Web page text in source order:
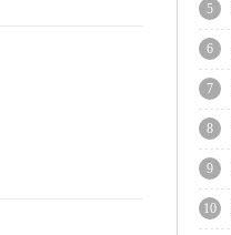
5
6
7
8
9
10